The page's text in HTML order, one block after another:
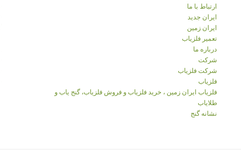
ارتباط با ما
ایران جدید
ایران زمین
تعمیر فلزیاب
درباره ما
شرکت
شرکت فلزیاب
فلزیاب
فلزیاب ایران زمین ، خرید فلزیاب و فروش فلزیاب، گنج یاب و
طلایاب
نشانه گنج